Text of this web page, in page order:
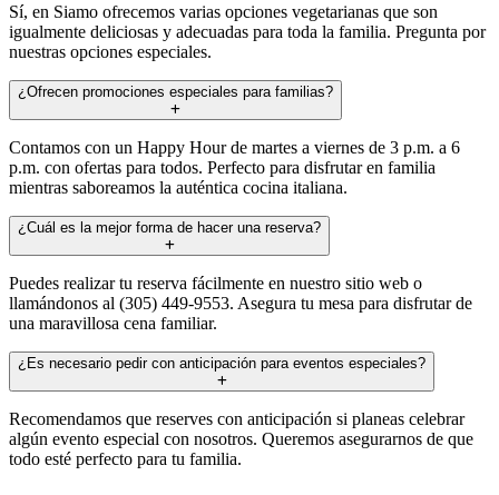
Sí, en Siamo ofrecemos varias opciones vegetarianas que son
igualmente deliciosas y adecuadas para toda la familia. Pregunta por
nuestras opciones especiales.
¿Ofrecen promociones especiales para familias?
Contamos con un Happy Hour de martes a viernes de 3 p.m. a 6
p.m. con ofertas para todos. Perfecto para disfrutar en familia
mientras saboreamos la auténtica cocina italiana.
¿Cuál es la mejor forma de hacer una reserva?
Puedes realizar tu reserva fácilmente en nuestro sitio web o
llamándonos al (305) 449-9553. Asegura tu mesa para disfrutar de
una maravillosa cena familiar.
¿Es necesario pedir con anticipación para eventos especiales?
Recomendamos que reserves con anticipación si planeas celebrar
algún evento especial con nosotros. Queremos asegurarnos de que
todo esté perfecto para tu familia.